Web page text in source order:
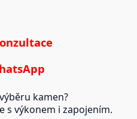
kamen?
s výkonem i zapojením.